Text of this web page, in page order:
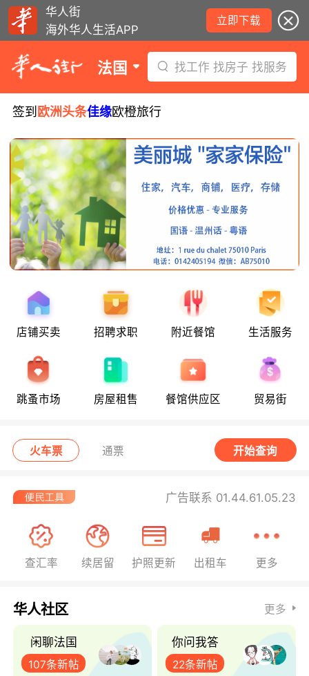
华人街
海外华人生活APP
立即下载
法国 找工作 找房子 找服务
签到 欧洲头条佳缘欧橙旅行
店铺买卖 招聘求职 附近餐馆 生活服务
跳蚤市场 房屋租售 餐馆供应区 贸易街
火车票 通票 开始查询
广告联系 01.44.61.05.23
查汇率 续居留 护照更新 出租车 更多
华人社区 更多
闲聊法国
107条新帖
你问我答
22条新帖